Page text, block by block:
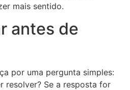
mais sentido.
antes de
por uma pergunta simples:
resolver? Se a resposta for